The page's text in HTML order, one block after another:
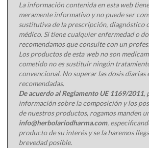
La información contenida en esta web
meramente informativo y no puede ser
sustitutiva de la prescripción, diagnóstico
médico. Si tiene cualquier enfermedad o
recomendamos que consulte con un
Los productos de esta web no son
cometido no es sustituir ningún
convencional. No superar las dosis diarias
recomendadas.
De acuerdo al Reglamento UE 1169/2011,
información sobre la composición y los
de nuestros productos, rogamos manden
info@herbolariodharma.com,
producto de su interés y se la haremos
brevedad posible.